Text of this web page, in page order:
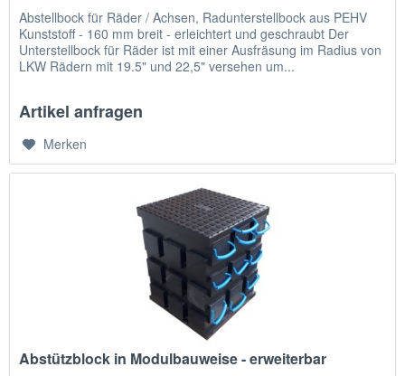
Abstellbock für Räder / Achsen, Radunterstellbock aus PEHV
Kunststoff - 160 mm breit - erleichtert und geschraubt Der
Unterstellbock für Räder ist mit einer Ausfräsung im Radius von
LKW Rädern mit 19.5" und 22,5" versehen um...
Artikel anfragen
Merken
Abstützblock in Modulbauweise - erweiterbar